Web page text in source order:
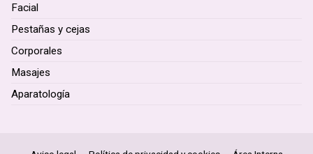
Facial
Pestañas y cejas
Corporales
Masajes
Aparatología